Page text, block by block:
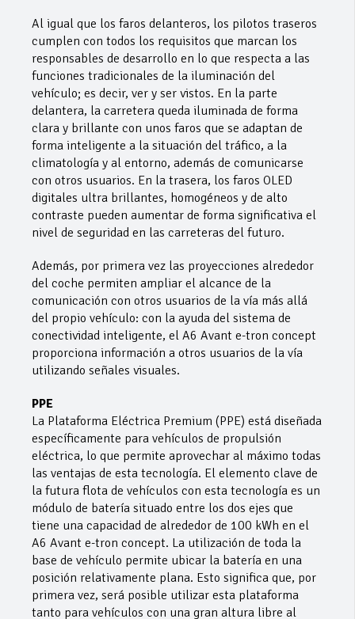
Al igual que los faros delanteros, los pilotos traseros
cumplen con todos los requisitos que marcan los
responsables de desarrollo en lo que respecta a las
funciones tradicionales de la iluminación del
vehículo; es decir, ver y ser vistos. En la parte
delantera, la carretera queda iluminada de forma
clara y brillante con unos faros que se adaptan de
forma inteligente a la situación del tráfico, a la
climatología y al entorno, además de comunicarse
con otros usuarios. En la trasera, los faros OLED
digitales ultra brillantes, homogéneos y de alto
contraste pueden aumentar de forma significativa el
nivel de seguridad en las carreteras del futuro.
Además, por primera vez las proyecciones alrededor
del coche permiten ampliar el alcance de la
comunicación con otros usuarios de la vía más allá
del propio vehículo: con la ayuda del sistema de
conectividad inteligente, el A6 Avant e-tron concept
proporciona información a otros usuarios de la vía
utilizando señales visuales.
PPE
La Plataforma Eléctrica Premium (PPE) está diseñada
específicamente para vehículos de propulsión
eléctrica, lo que permite aprovechar al máximo todas
las ventajas de esta tecnología. El elemento clave de
la futura flota de vehículos con esta tecnología es un
módulo de batería situado entre los dos ejes que
tiene una capacidad de alrededor de 100 kWh en el
A6 Avant e-tron concept. La utilización de toda la
base de vehículo permite ubicar la batería en una
posición relativamente plana. Esto significa que, por
primera vez, será posible utilizar esta plataforma
tanto para vehículos con una gran altura libre al